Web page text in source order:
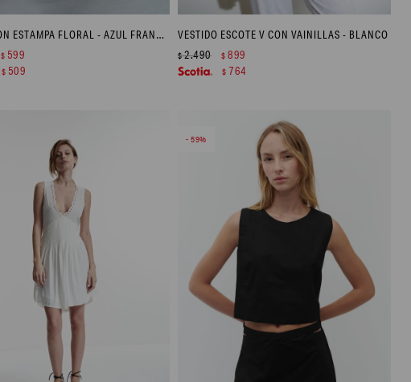
FALDA CON ESTAMPA FLORAL - AZUL FRANCIA
$ 599
$ 509
VESTIDO ESCOTE V CON VAINILLAS - BLANCO
$2.490 $ 899
$ 764
59